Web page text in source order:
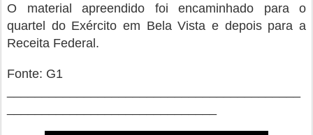
O material apreendido foi encaminhado para o
quartel do Exército em Bela Vista e depois para a
Receita Federal.
Fonte: G1